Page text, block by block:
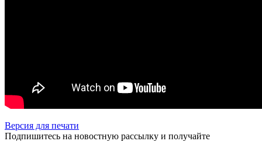
Версия для печати
Подпишитесь на новостную рассылку и получайте